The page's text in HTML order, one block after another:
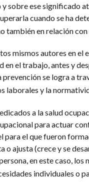
sobre ese significado
cuando se ha
también en relación
mismos autores en
en el trabajo, antes y
se logra a
laborales y la
a la salud
para actuar
el que fueron
o ajusta (crece y se
en este caso,
individuales o